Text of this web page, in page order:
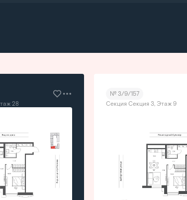
28
№ 3/9/157
Секция Секция 3, Этаж 9